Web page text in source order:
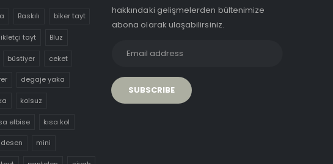
Baskılı biker tayt
tayt Bluz
büstiyer ceket
degaje yaka
kolsuz
elbise kısa kol
mini
hakkındaki gelişmelerden bültenimize
abona olarak ulaşabilirsiniz.